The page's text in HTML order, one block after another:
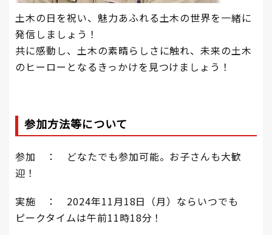
土木の日を祝い、魅力あふれる土木の世界を一緒に
発信しましょう！
共に感動し、土木の素晴らしさに触れ、未来の土木
のヒーローとなるきっかけを見つけましょう！
参加方法等について
参加 ： どなたでも参加可能。お子さんも大歓
迎！
実施 ： 2024年11月18日（月）ならいつでも
ピークタイムは午前11時18分！